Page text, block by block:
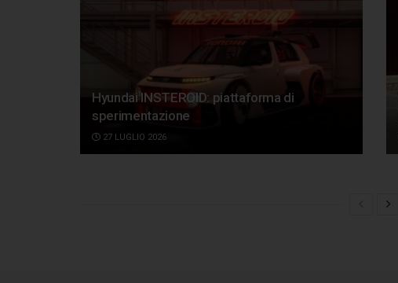
Hyundai INSTEROID: piattaforma di
sperimentazione
27 LUGLIO 2026